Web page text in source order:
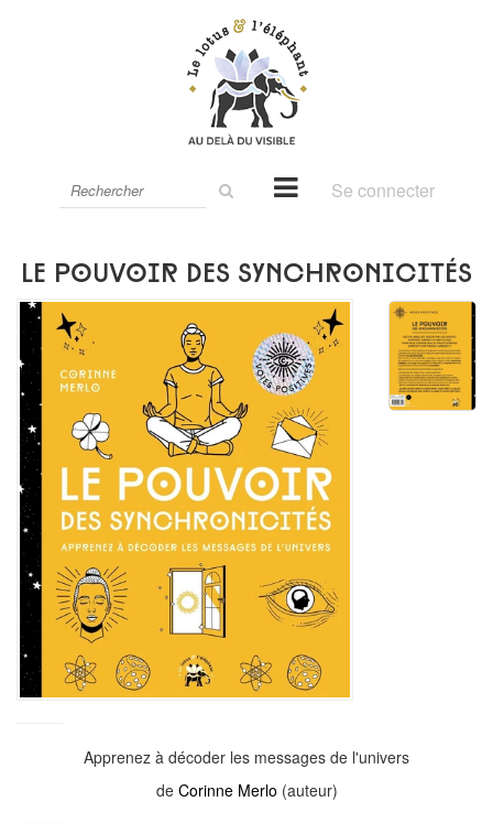
le
Se connecter
Le pouvoir des synchronicités
Apprenez à décoder les messages de l'univers
de Corinne Merlo (auteur)